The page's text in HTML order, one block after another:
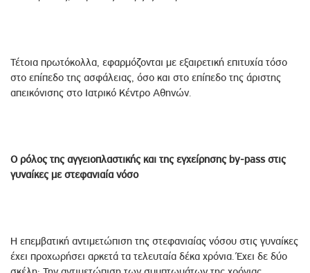
Τέτοια πρωτόκολλα, εφαρμόζονται με εξαιρετική επιτυχία τόσο
στο επίπεδο της ασφάλειας, όσο και στο επίπεδο της άριστης
απεικόνισης στο Ιατρικό Κέντρο Αθηνών.
Ο ρόλος της αγγειοπλαστικής και της εγχείρησης by-pass στις
γυναίκες με στεφανιαία νόσο
Η επεμβατική αντιμετώπιση της στεφανιαίας νόσου στις γυναίκες
έχει προχωρήσει αρκετά τα τελευταία δέκα χρόνια. Έχει δε δύο